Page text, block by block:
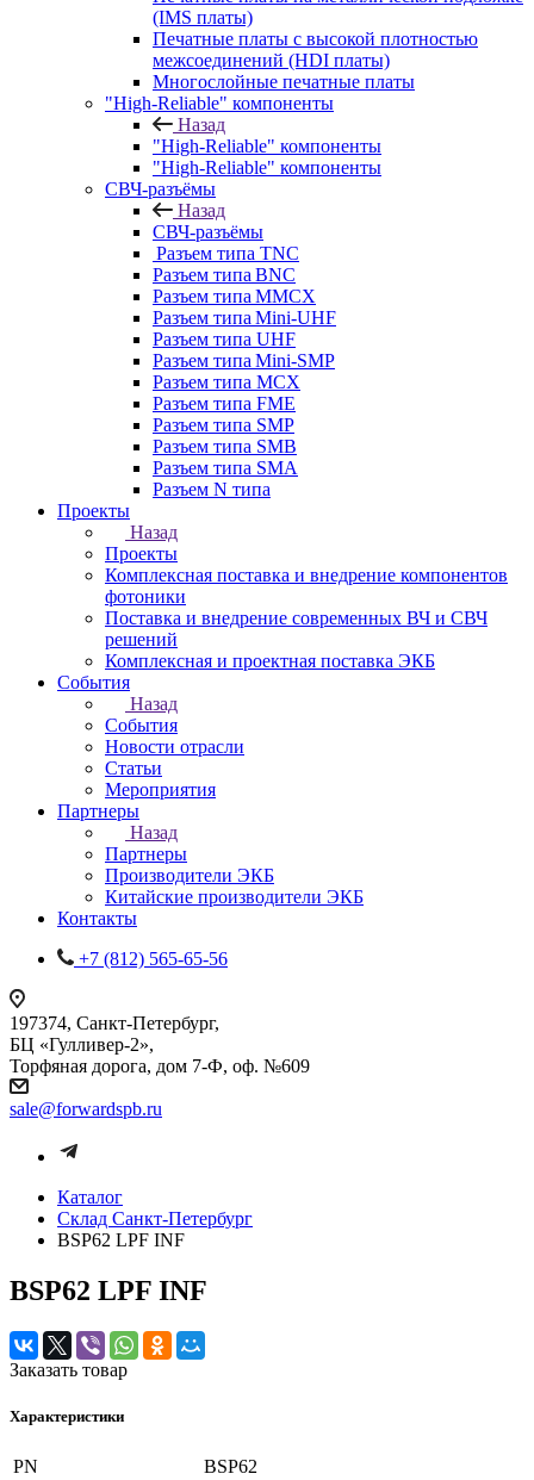
(IMS платы)
Печатные платы с высокой плотностью
межсоединений (HDI платы)
Многослойные печатные платы
"High-Reliable" компоненты
Назад
"High-Reliable" компоненты
"High-Reliable" компоненты
СВЧ-разъёмы
Назад
СВЧ-разъёмы
Разъем типа TNC
Разъем типа BNC
Разъем типа MMCX
Разъем типа Mini-UHF
Разъем типа UHF
Разъем типа Mini-SMP
Разъем типа MCX
Разъем типа FME
Разъем типа SMP
Разъем типа SMB
Разъем типа SMA
Разъем N типа
Проекты
Назад
Проекты
Комплексная поставка и внедрение компонентов
фотоники
Поставка и внедрение современных ВЧ и СВЧ
решений
Комплексная и проектная поставка ЭКБ
События
Назад
События
Новости отрасли
Статьи
Мероприятия
Партнеры
Назад
Партнеры
Производители ЭКБ
Китайские производители ЭКБ
Контакты
+7 (812) 565-65-56
197374, Санкт-Петербург,
БЦ «Гулливер-2»,
Торфяная дорога, дом 7-Ф, оф. №609
sale@forwardspb.ru
Каталог
Cклад Санкт-Петербург
BSP62 LPF INF
BSP62 LPF INF
Заказать товар
Характеристики
PN
BSP62